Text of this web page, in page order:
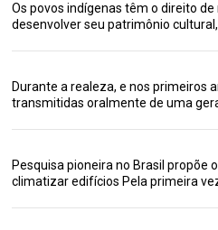
Os povos indígenas têm o direito
desenvolver seu patrimônio
Durante a realeza, e nos primeiros
transmitidas oralmente de uma
Pesquisa pioneira no Brasil propõe
climatizar edifícios Pela primeira